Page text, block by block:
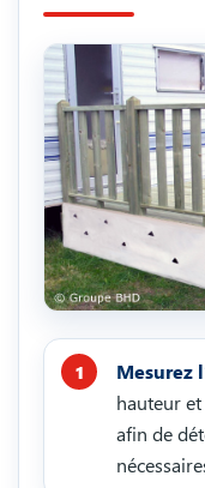
Mesurez
hauteur
afin de